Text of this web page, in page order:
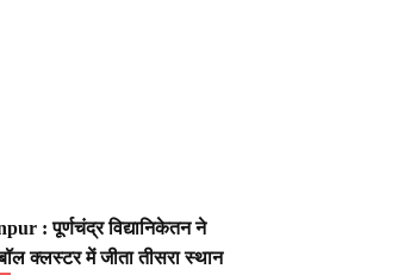
: पूर्णचंद्र विद्यानिकेतन ने
क्लस्टर में जीता तीसरा स्थान